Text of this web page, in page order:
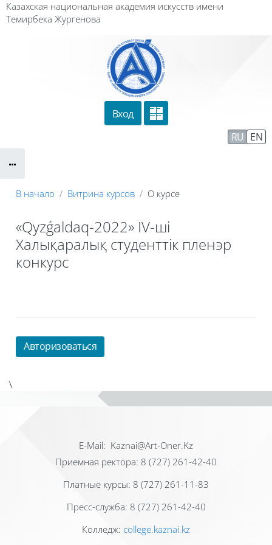
Перейти к основному содержанию
Казахская национальная академия искусств имени
Темирбека Жургенова
Вход
RU EN
В начало Витрина курсов О курсе
«Qyzǵaldaq-2022» ІV-ші
Халықаралық студенттік пленэр
конкурс
Авторизоваться
\
Е-Mail: Kaznai@Art-Oner.Kz
Приемная ректора: 8 (727) 261-42-40
Платные курсы: 8 (727) 261-11-83
Пресс-служба: 8 (727) 261-42-40
Колледж: college.kaznai.kz